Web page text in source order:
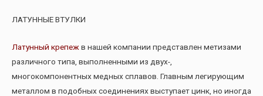
ЛАТУННЫЕ ВТУЛКИ
Латунный крепеж в нашей компании представлен метизами
различного типа, выполненными из двух-,
многокомпонентных медных сплавов. Главным легирующим
металлом в подобных соединениях выступает цинк, но иногда